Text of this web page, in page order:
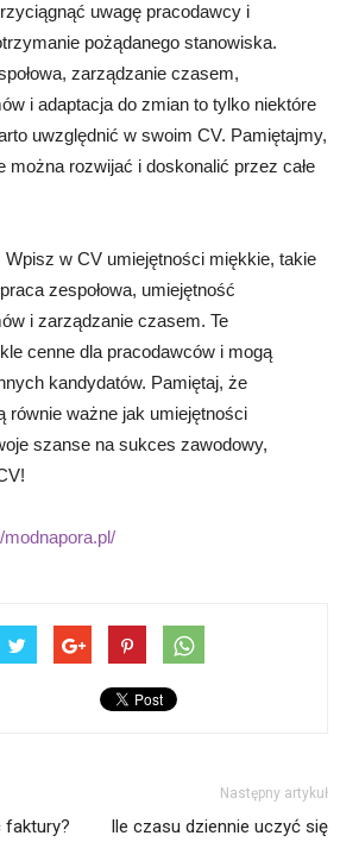
uwagę pracodawcy i
pożądanego stanowiska.
zarządzanie czasem,
i adaptacja do zmian to tylko niektóre
uwzględnić w swoim CV. Pamiętajmy,
można rozwijać i doskonalić przez całe
Wpisz w CV umiejętności miękkie, takie
zespołowa, umiejętność
i zarządzanie czasem. Te
cenne dla pracodawców i mogą
kandydatów. Pamiętaj, że
równie ważne jak umiejętności
szanse na sukces zawodowy,
modnapora.pl/
faktury?
Następny artykuł
Ile czasu dziennie uczyć się